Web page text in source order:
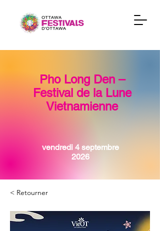
Pho Long Den –
Festival de la Lune
Vietnamienne
vendredi 4 septembre
2026
< Retourner